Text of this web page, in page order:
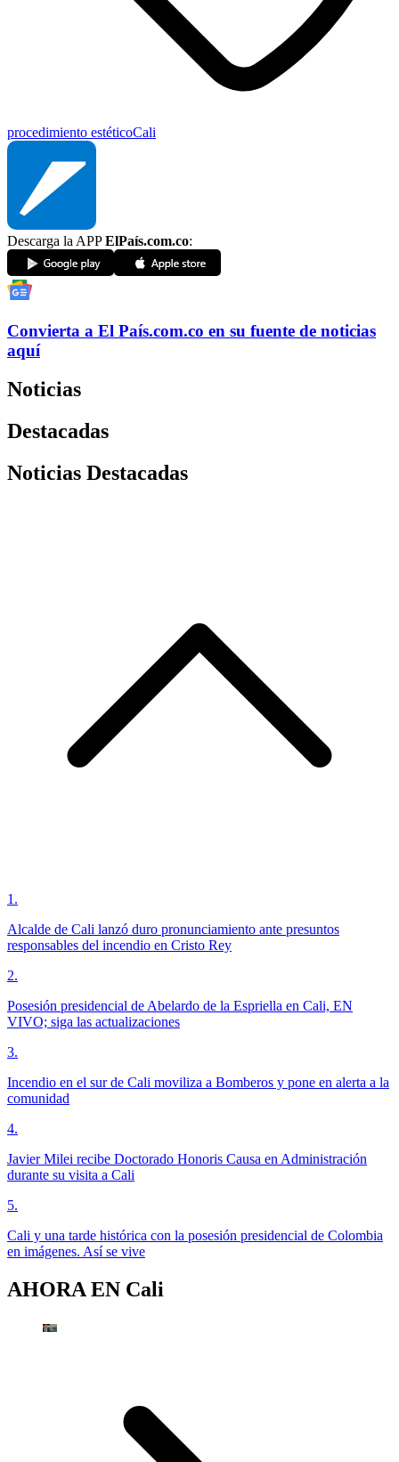
procedimiento estéticoCali
Descarga la APPElPaís.com.co:
Convierta a El País.com.co en su fuente de noticias
aquí
Noticias
Destacadas
Noticias Destacadas
1 .
Alcalde de Cali lanzó duro pronunciamiento ante presuntos
responsables del incendio en Cristo Rey
2.
Posesión presidencial de Abelardo de la Espriella en Cali, EN
VIVO; siga las actualizaciones
3.
Incendio en el sur de Cali moviliza a Bomberos y pone en alerta a la
comunidad
4.
Javier Milei recibe Doctorado Honoris Causa en Administración
durante su visita a Cali
5.
Cali y una tarde histórica con la posesión presidencial de Colombia
en imágenes. Así se vive
AHORA EN Cali